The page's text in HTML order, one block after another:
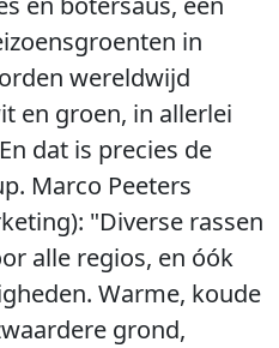
in
wereldwijd
en groen, in allerlei
dat is precies de
Marco Peeters
"Diverse rassen
alle regios, en óók
Warme, koude
grond,